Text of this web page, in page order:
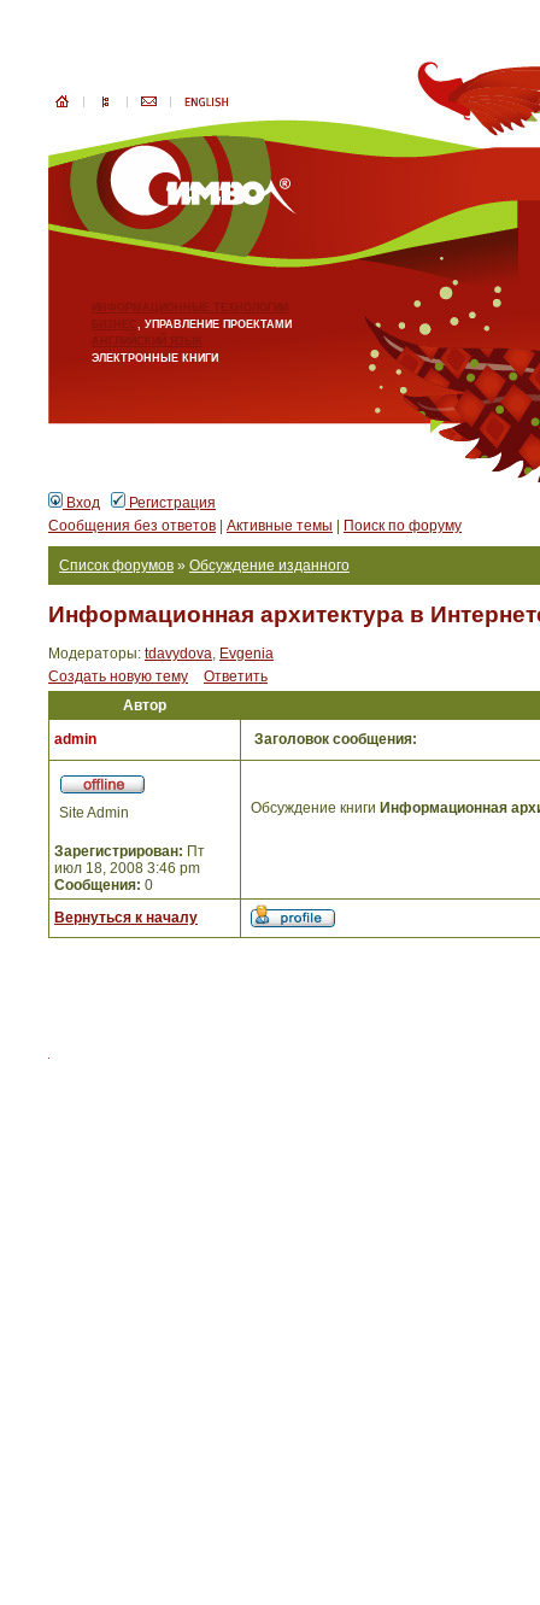
ИНФОРМАЦИОННЫЕ ТЕХНОЛОГИИ
БИЗНЕС, УПРАВЛЕНИЕ ПРОЕКТАМИ
АНГЛИЙСКИЙ ЯЗЫК
ЭЛЕКТРОННЫЕ КНИГИ
Вход
Регистрация
Сообщения без ответов
Активные темы Поиск по форуму
Список форумов » Обсуждение изданного
Информационная архитектура в
Модераторы: tdavydova, Evgenia
Создать новую тему
Ответить
Автор
admin
Заголовок сообщения:
Site Admin
Зарегистрирован: Пт
июл 18, 2008 3:46 pm
Сообщения: 0
Обсуждение книги Информационная
Вернуться к началу